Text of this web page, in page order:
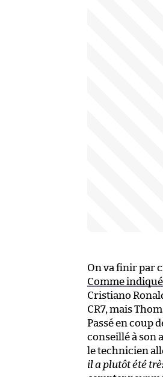
On va finir par
Comme
Cristiano
CR7, mais
Passé en coup
conseillé à son
le technicien
il a plutôt été